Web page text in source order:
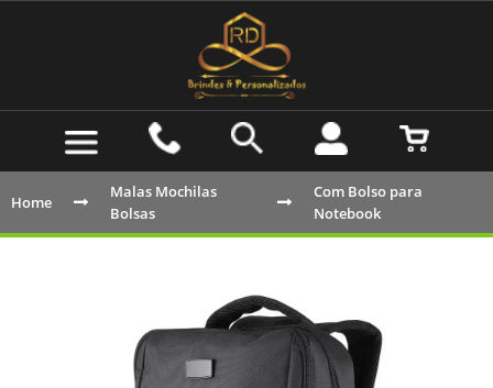
Home
Malas Mochilas
Bolsas
Com Bolso para
Notebook